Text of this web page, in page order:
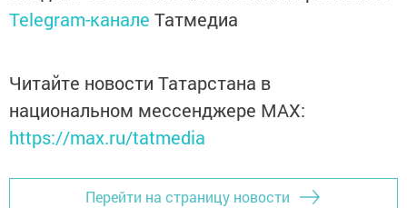
Telegram-канале Татмедиа
Читайте новости Татарстана в
национальном мессенджере MАХ:
https://max.ru/tatmedia
Перейти на страницу новости